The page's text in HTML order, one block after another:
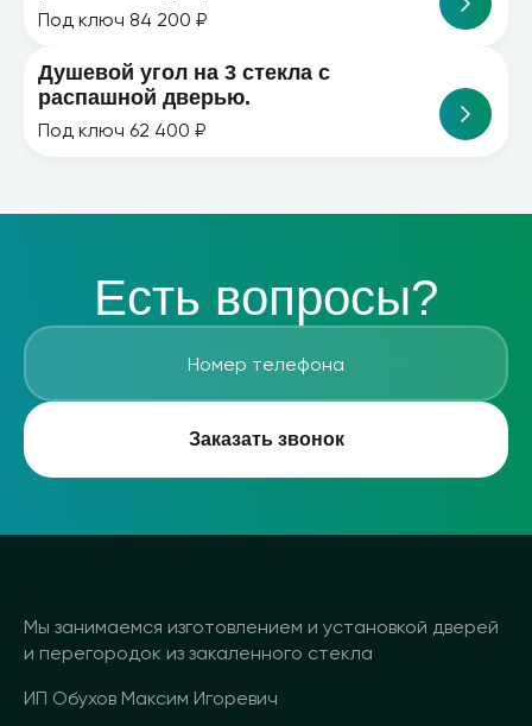
Под ключ 84 200 ₽
Душевой угол на 3 стекла с
распашной дверью.
Под ключ 62 400 ₽
Есть вопросы?
Заказать звонок
Мы занимаемся изготовлением и установкой дверей
и перегородок из закаленного стекла
ИП Обухов Максим Игоревич